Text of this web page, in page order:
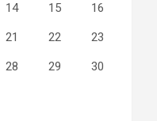
14 15 16
21 22 23
28 29 30